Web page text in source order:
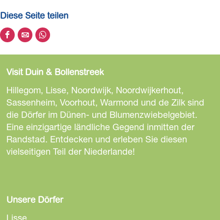
Diese Seite teilen
D
i
s
e
S
e
i
t
e
l
e
D
i
s
e
S
e
i
t
e
l
D
i
s
e
S
e
i
t
e
l
Visit Duin & Bollenstreek
Hillegom, Lisse, Noordwijk, Noordwijkerhout,
Sassenheim, Voorhout, Warmond und de Zilk sind
die Dörfer im Dünen- und Blumenzwiebelgebiet.
Eine einzigartige ländliche Gegend inmitten der
Randstad. Entdecken und erleben Sie diesen
vielseitigen Teil der Niederlande!
Unsere Dörfer
Lisse